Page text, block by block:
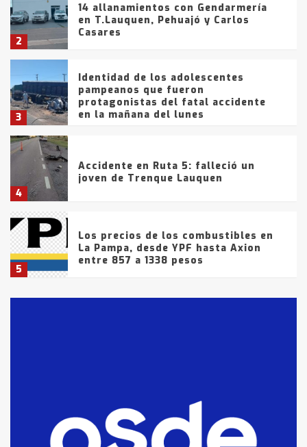
2
14 allanamientos con Gendarmería
en T.Lauquen, Pehuajó y Carlos
Casares
3
Identidad de los adolescentes
pampeanos que fueron
protagonistas del fatal accidente
en la mañana del lunes
4
Accidente en Ruta 5: falleció un
joven de Trenque Lauquen
5
Los precios de los combustibles en
La Pampa, desde YPF hasta Axion
entre 857 a 1338 pesos
fueron detenidos por
comercialización de drogas en la
tarde del sábado